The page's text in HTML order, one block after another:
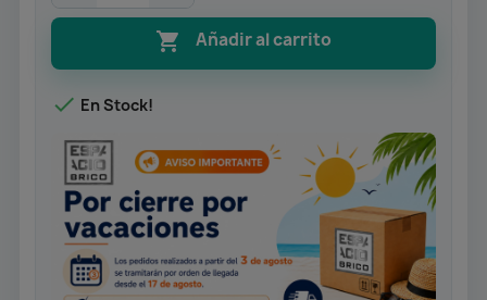
 Añadir al carrito
 En Stock!